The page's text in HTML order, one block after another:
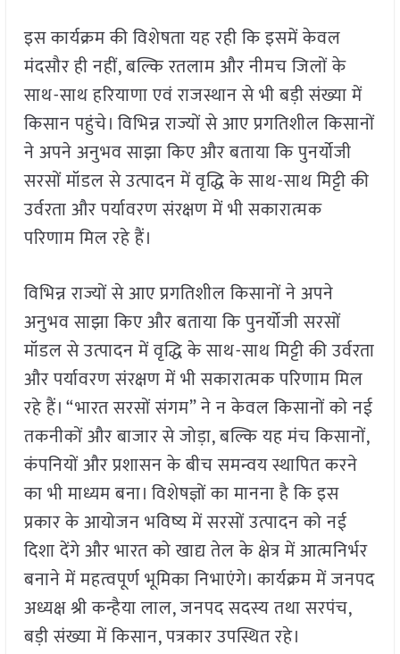
इस कार्यक्रम की विशेषता यह रही कि इसमें केवल
मंदसौर ही नहीं, बल्कि रतलाम और नीमच जिलों के
साथ-साथ हरियाणा एवं राजस्थान से भी बड़ी संख्या में
किसान पहुंचे। विभिन्न राज्यों से आए प्रगतिशील किसानों
ने अपने अनुभव साझा किए और बताया कि पुनर्योजी
सरसों मॉडल से उत्पादन में वृद्धि के साथ-साथ मिट्टी की
उर्वरता और पर्यावरण संरक्षण में भी सकारात्मक
परिणाम मिल रहे हैं।
विभिन्न राज्यों से आए प्रगतिशील किसानों ने अपने
अनुभव साझा किए और बताया कि पुनर्योजी सरसों
मॉडल से उत्पादन में वृद्धि के साथ-साथ मिट्टी की उर्वरता
और पर्यावरण संरक्षण में भी सकारात्मक परिणाम मिल
रहे हैं। “भारत सरसों संगम” ने न केवल किसानों को नई
तकनीकों और बाजार से जोड़ा, बल्कि यह मंच किसानों,
कंपनियों और प्रशासन के बीच समन्वय स्थापित करने
का भी माध्यम बना। विशेषज्ञों का मानना है कि इस
प्रकार के आयोजन भविष्य में सरसों उत्पादन को नई
दिशा देंगे और भारत को खाद्य तेल के क्षेत्र में आत्मनिर्भर
बनाने में महत्वपूर्ण भूमिका निभाएंगे। कार्यक्रम में जनपद
अध्यक्ष श्री कन्हैया लाल, जनपद सदस्य तथा सरपंच,
बड़ी संख्या में किसान, पत्रकार उपस्थित रहे।